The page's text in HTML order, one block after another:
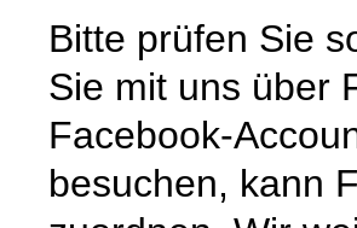
Bitte prüfen Sie
Sie mit uns über
Facebook-
besuchen, kann